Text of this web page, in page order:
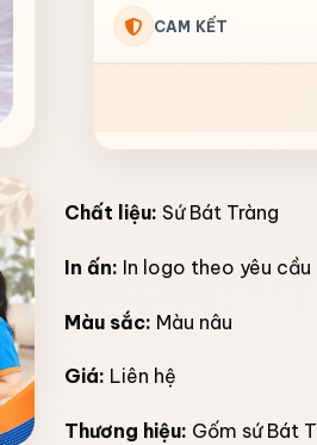
CAM KẾT
Chất liệu: Sứ Bát Tràng
In ấn: In logo theo yêu cầu
Màu sắc: Màu nâu
Giá: Liên hệ
Thương hiệu: Gốm sứ Bát